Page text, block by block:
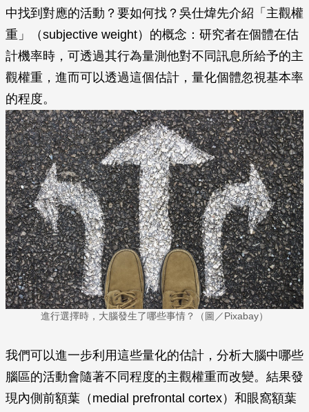
中找到對應的活動？要如何找？吳仕煒先介紹「主觀權
重」（subjective weight）的概念：研究者在個體在估
計機率時，可透過其行為量測他對不同訊息所給予的主
觀權重，進而可以透過這個估計，量化個體忽視基本率
的程度。
進行選擇時，大腦發生了哪些事情？（圖／Pixabay）
我們可以進一步利用這些量化的估計，分析大腦中哪些
腦區的活動會隨著不同程度的主觀權重而改變。結果發
現內側前額葉（medial prefrontal cortex）和眼窩額葉